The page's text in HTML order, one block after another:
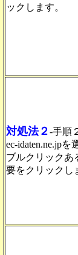
ックします。
対処法２-手順
ec-idaten.ne.jpを
ブルクリックあ
要をクリックし